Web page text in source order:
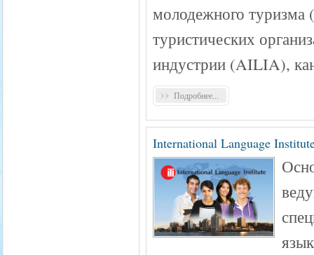
молодежного туризма
туристических
индустрии (AILIA),
Подробнее...
International Language